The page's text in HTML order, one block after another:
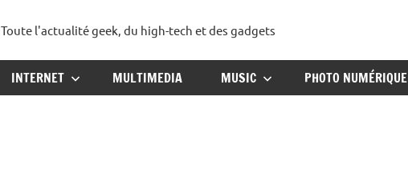
lebloggadget
Toute l'actualité geek, du high-tech et des gadgets
INTERNET MULTIMEDIA MUSIC PHOTO NUMÉRIQUE